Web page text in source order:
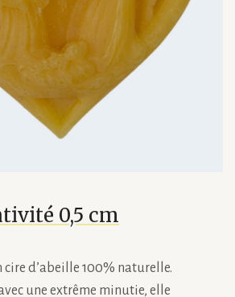
0,5 cm
cire d’abeille 100% naturelle.
une extrême minutie, elle